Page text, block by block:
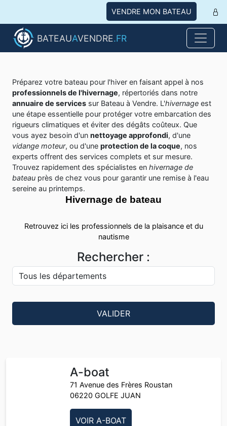
VENDRE MON BATEAU
BATEAUAVENDRE.FR
Préparez votre bateau pour l'hiver en faisant appel à nos
professionnels de l'hivernage, répertoriés dans notre
annuaire de services sur Bateau à Vendre. L'hivernage est
une étape essentielle pour protéger votre embarcation des
rigueurs climatiques et éviter des dégâts coûteux. Que
vous ayez besoin d'un nettoyage approfondi, d'une
vidange moteur, ou d'une protection de la coque, nos
experts offrent des services complets et sur mesure.
Trouvez rapidement des spécialistes en hivernage de
bateau près de chez vous pour garantir une remise à l'eau
sereine au printemps.
Hivernage de bateau
Retrouvez ici les professionnels de la plaisance et du
nautisme
Rechercher :
VALIDER
A-boat
71 Avenue des Frères Roustan
06220 GOLFE JUAN
VOIR A-BOAT